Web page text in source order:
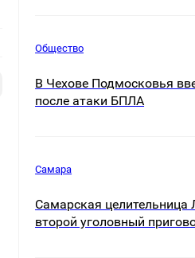
Общество
В Чехове Подмосковья
после атаки БПЛА
Самара
Самарская целительница
второй уголовный